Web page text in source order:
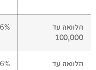
הלוואה עד
100,000
6%
הלוואה עד
6%